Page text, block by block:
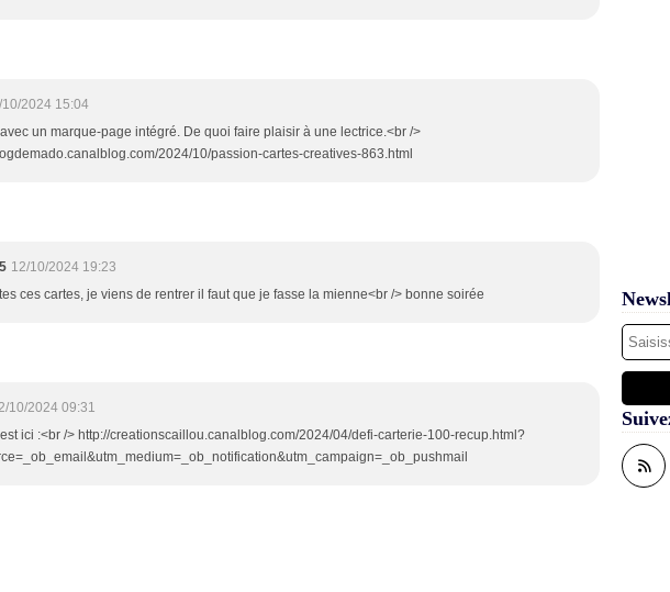
10/2024 15:04
un marque-page intégré. De quoi faire plaisir à une lectrice.<br />
2024/10/passion-cartes-creatives-863.html
12/10/2024 19:23
ces cartes, je viens de rentrer il faut que je fasse la mienne<br /> bonne soirée
10/2024 09:31
ici :<br /> http://creationscaillou.canalblog.com/2024/04/defi-carterie-100-recup.html?